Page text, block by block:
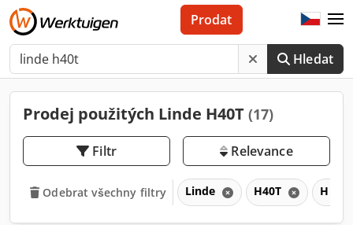
Hledat
Prodat
Prodej použitých Linde H40T (17)
Filtr Relevance
Odebrat všechny filtry Linde H40T H